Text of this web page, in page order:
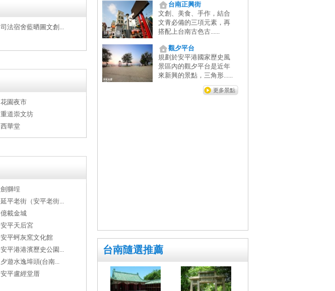
台南正興街
文創、美食、手作，結合
文青必備的三項元素，再
搭配上台南古色古......
觀夕平台
規劃於安平港國家歷史風
景區內的觀夕平台是近年
來新興的景點，三角形......
更多景點
台南隨選推薦
司法宿舍藍晒圖文創...
花園夜市
重道崇文坊
西華堂
劍獅埕
延平老街（安平老街...
億載金城
安平天后宮
安平蚵灰窯文化館
安平港港濱歷史公園...
夕遊水逸埠頭(台南...
安平盧經堂厝